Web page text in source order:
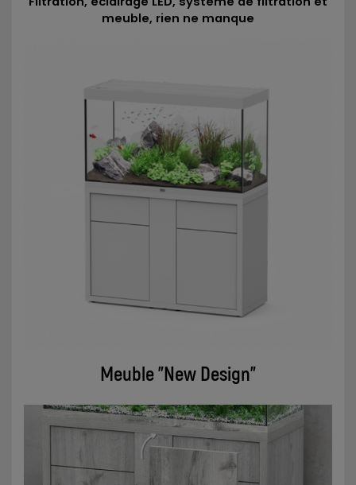
meuble, rien ne manque
Meuble "New Design"